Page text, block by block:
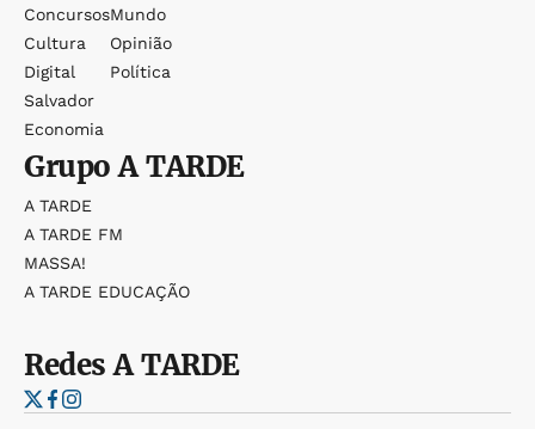
Concursos
Cultura
Digital
Salvador
Economia
Mundo
Opinião
Política
GrupoA TARDE
A TARDE
A TARDE FM
MASSA!
A TARDE EDUCAÇÃO
RedesA TARDE